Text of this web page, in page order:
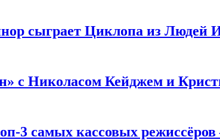
сыграет Циклопа из Людей
с Николасом Кейджем и
3 самых кассовых режиссёров